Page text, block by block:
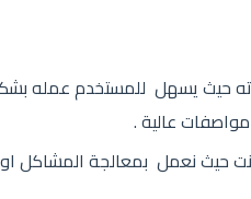
حيث يسهل للمستخدم
عالية .